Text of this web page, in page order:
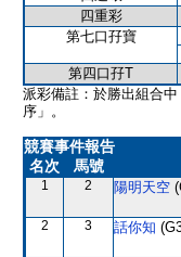
四重彩
第七口孖寶
第四口孖T
派彩備註：於勝出組合
序」。
競賽事件報告
名次
馬號
1 2 陽明天空
2 3 話你知